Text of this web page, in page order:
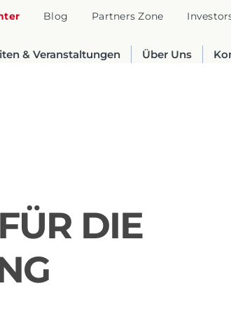
Blog Partners Zone
& Veranstaltungen Über Uns
Australia
DIE